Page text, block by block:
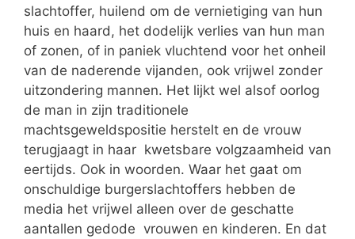
slachtoffer, huilend om de vernietiging van hun
huis en haard, het dodelijk verlies van hun man
of zonen, of in paniek vluchtend voor het onheil
van de naderende vijanden, ook vrijwel zonder
uitzondering mannen. Het lijkt wel alsof oorlog
de man in zijn traditionele
machtsgeweldspositie herstelt en de vrouw
terugjaagt in haar kwetsbare volgzaamheid van
eertijds. Ook in woorden. Waar het gaat om
onschuldige burgerslachtoffers hebben de
media het vrijwel alleen over de geschatte
aantallen gedode vrouwen en kinderen. En dat